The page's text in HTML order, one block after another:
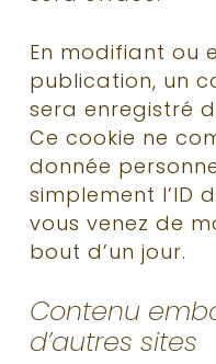
En modifiant ou
publication, un
sera enregistré
Ce cookie ne
donnée
simplement l’ID
vous venez de
bout d’un jour.
Contenu
d’autres sites